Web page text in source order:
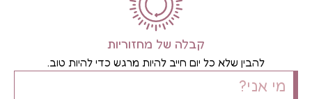
קבלה של מחזוריות
להבין שלא כל יום חייב להיות מרגש כדי להיות טוב.
מי אני?